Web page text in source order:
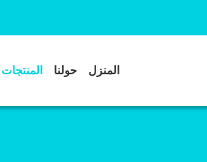
المنزل حولنا المنتجات